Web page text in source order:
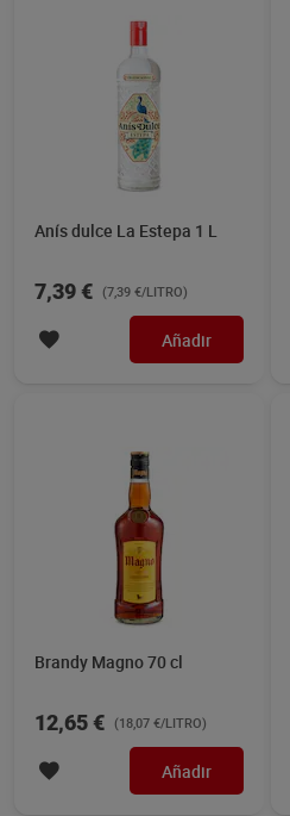
Anís dulce La Estepa 1 L
7,39 € (7,39 €/LITRO)
Añadir
Brandy Magno 70 cl
12,65 € (18,07 €/LITRO)
Añadir